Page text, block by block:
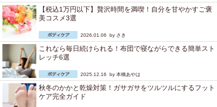
【税込1万円以下】贅沢時間を満喫！自分を甘やかすご褒
美コスメ3選
2026.01.06 by さき
これなら毎日続けられる！布団で寝ながらできる簡単スト
レッチ6選
2025.12.16 by 本橋あやは
秋冬のかかと乾燥対策！ガサガサをツルツルにするフット
ケア完全ガイド